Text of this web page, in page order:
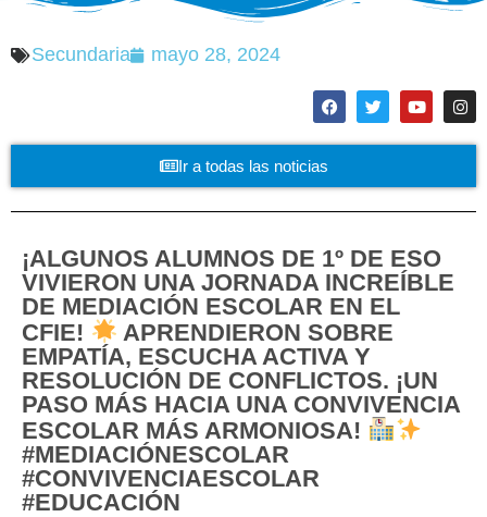
Secundaria mayo 28, 2024
Ir a todas las noticias
¡ALGUNOS ALUMNOS DE 1º DE ESO
VIVIERON UNA JORNADA INCREÍBLE
DE MEDIACIÓN ESCOLAR EN EL
CFIE!
APRENDIERON SOBRE
EMPATÍA, ESCUCHA ACTIVA Y
RESOLUCIÓN DE CONFLICTOS. ¡UN
PASO MÁS HACIA UNA CONVIVENCIA
ESCOLAR MÁS ARMONIOSA!
#MEDIACIÓNESCOLAR
#CONVIVENCIAESCOLAR
#EDUCACIÓN